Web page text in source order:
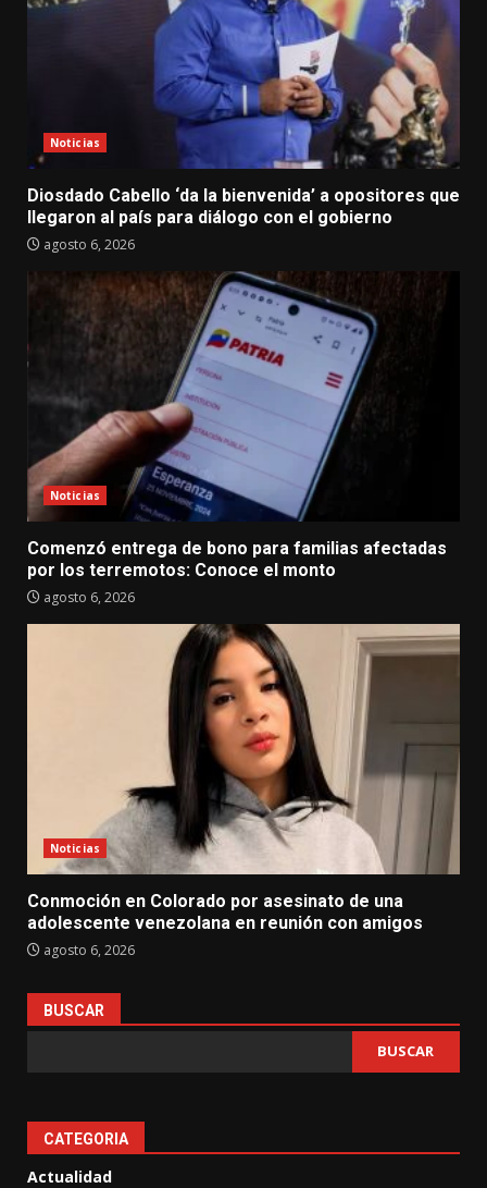
Noticias
Diosdado Cabello ‘da la bienvenida’ a opositores que
llegaron al país para diálogo con el gobierno
agosto 6, 2026
Noticias
Comenzó entrega de bono para familias afectadas
por los terremotos: Conoce el monto
agosto 6, 2026
Noticias
Conmoción en Colorado por asesinato de una
adolescente venezolana en reunión con amigos
agosto 6, 2026
BUSCAR
BUSCAR
CATEGORIA
Actualidad